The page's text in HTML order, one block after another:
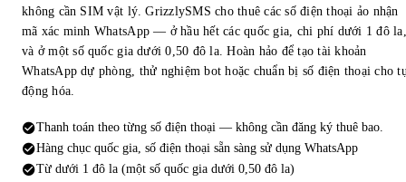
không cần SIM vật lý. GrizzlySMS cho thuê các số điện thoại ảo nhận
mã xác minh WhatsApp — ở hầu hết các quốc gia, chi phí dưới 1 đô la,
và ở một số quốc gia dưới 0,50 đô la. Hoàn hảo để tạo tài khoản
WhatsApp dự phòng, thử nghiệm bot hoặc chuẩn bị số điện thoại cho
động hóa.
Thanh toán theo từng số điện thoại — không cần đăng ký thuê bao.
Hàng chục quốc gia, số điện thoại sẵn sàng sử dụng WhatsApp
Từ dưới 1 đô la (một số quốc gia dưới 0,50 đô la)